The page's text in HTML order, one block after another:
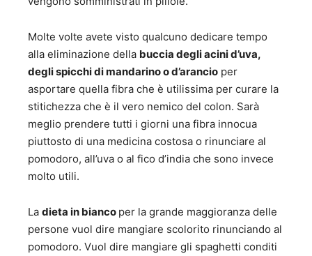
Molte volte avete visto qualcuno dedicare tempo
alla eliminazione della buccia degli acini d’uva,
degli spicchi di mandarino o d’arancio per
asportare quella fibra che è utilissima per curare la
stitichezza che è il vero nemico del colon. Sarà
meglio prendere tutti i giorni una fibra innocua
piuttosto di una medicina costosa o rinunciare al
pomodoro, all’uva o al fico d’india che sono invece
molto utili.
La dieta in bianco per la grande maggioranza delle
persone vuol dire mangiare scolorito rinunciando al
pomodoro. Vuol dire mangiare gli spaghetti conditi